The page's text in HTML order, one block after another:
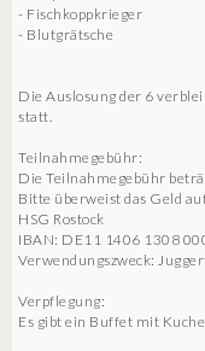
- Fischkoppkrieger
- Blutgrätsche
Die Auslosung der 6
statt.
Teilnahmegebühr:
Die Teilnahmegebühr
Bitte überweist das Geld
HSG Rostock
IBAN: DE11 1406 1308
Verwendungszweck:
Verpflegung:
Es gibt ein Buffet mit